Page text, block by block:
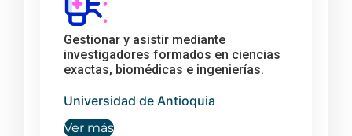
Gestionar y asistir mediante
investigadores formados en ciencias
exactas, biomédicas e ingenierías.
Universidad de Antioquia
Ver más